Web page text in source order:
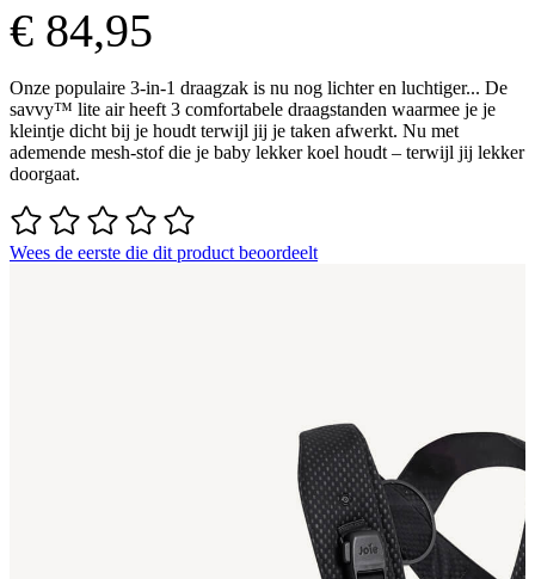
€ 84,95
Onze populaire 3-in-1 draagzak is nu nog lichter en luchtiger... De
savvy™ lite air heeft 3 comfortabele draagstanden waarmee je je
kleintje dicht bij je houdt terwijl jij je taken afwerkt. Nu met
ademende mesh-stof die je baby lekker koel houdt – terwijl jij lekker
doorgaat.
Wees de eerste die dit product beoordeelt